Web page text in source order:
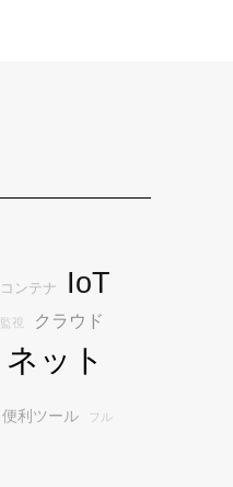
コンテナ IoT
監視 クラウド
ネット
便利ツール フル